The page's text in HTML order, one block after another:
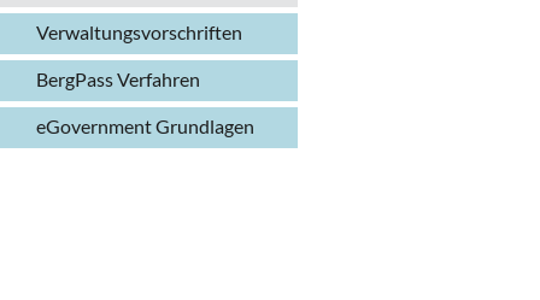
Verwaltungs­vorschriften
BergPass Verfahren
eGovernment Grundlagen